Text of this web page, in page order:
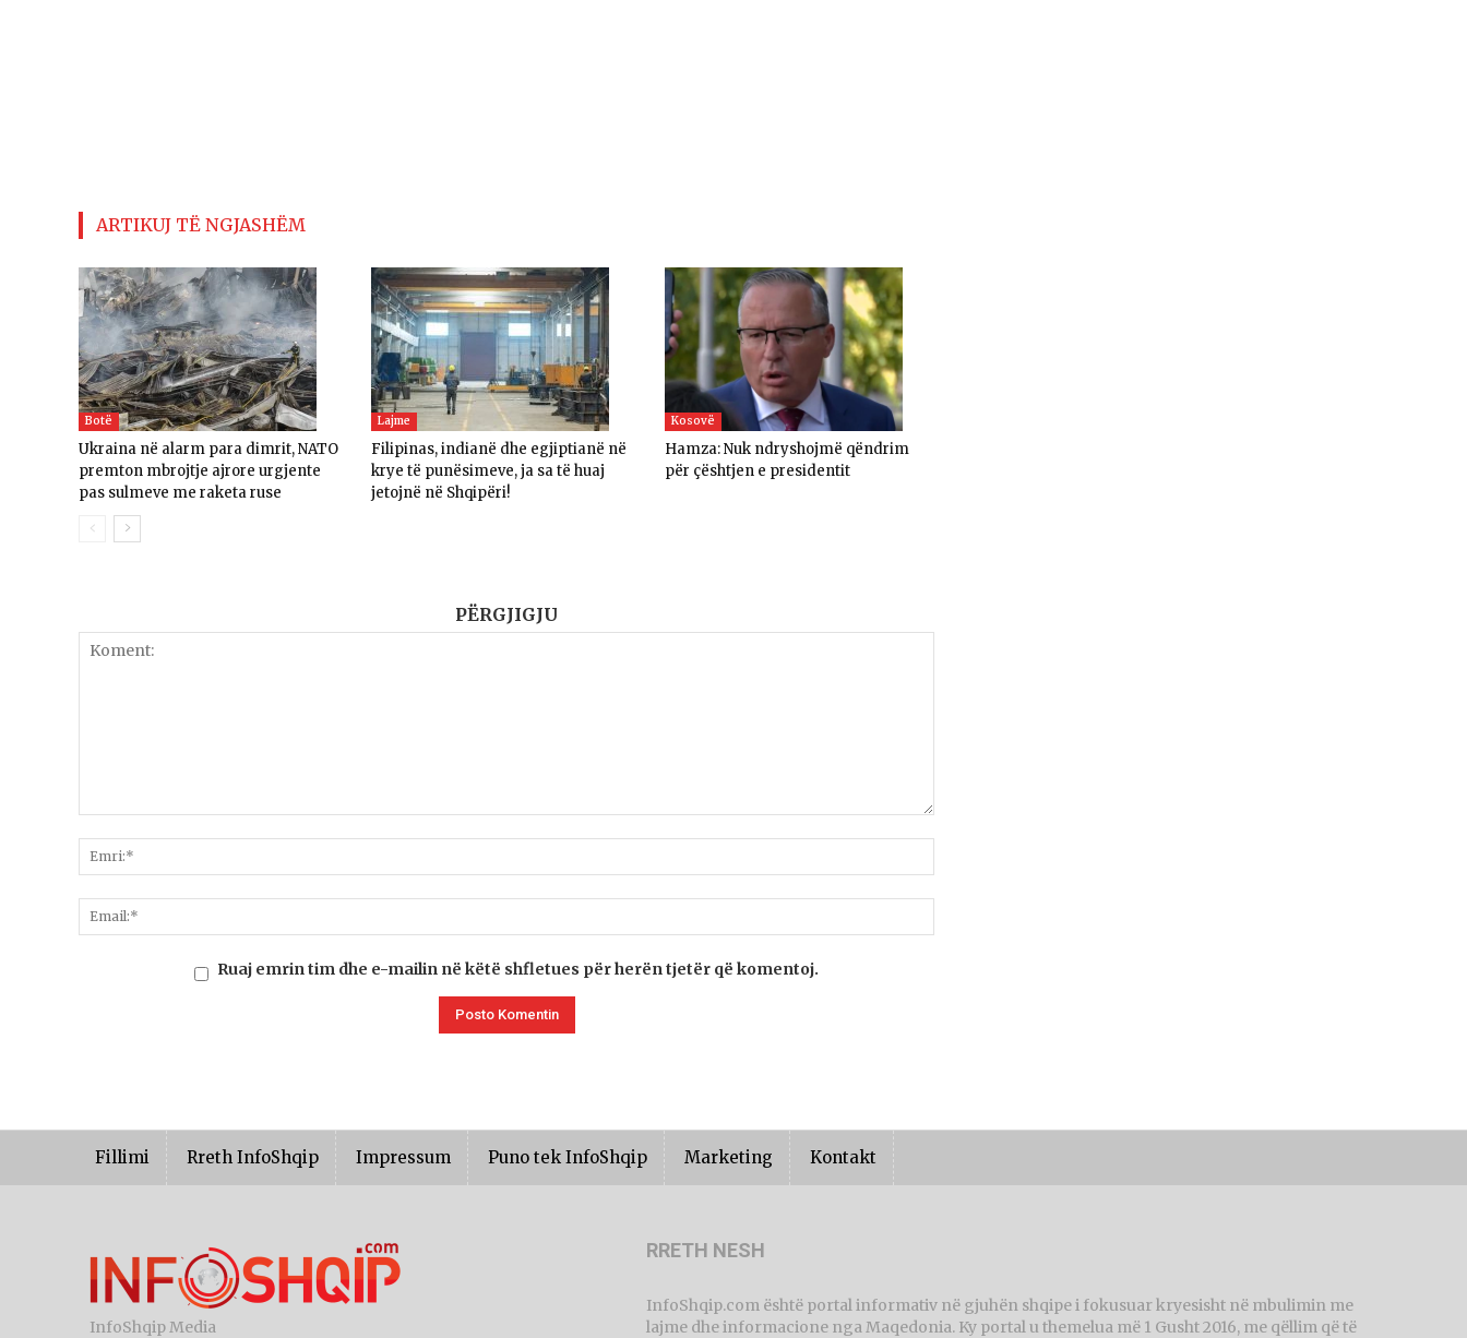
ARTIKUJ TË NGJASHËM
Botë
Ukraina në alarm para dimrit, NATO
premton mbrojtje ajrore urgjente
pas sulmeve me raketa ruse
Lajme
Filipinas, indianë dhe egjiptianë në
krye të punësimeve, ja sa të huaj
jetojnë në Shqipëri!
Kosovë
Hamza: Nuk ndryshojmë qëndrim
për çështjen e presidentit
PËRGJIGJU
Ruaj emrin tim dhe e-mailin në këtë shfletues për herën tjetër që komentoj.
Fillimi Rreth InfoShqip Impressum Puno tek InfoShqip Marketing Kontakt
InfoShqip Media
RRETH NESH
InfoShqip.com është portal informativ në gjuhën shqipe i fokusuar kryesisht në mbulimin me
lajme dhe informacione nga Maqedonia. Ky portal u themelua më 1 Gusht 2016, me qëllim që të